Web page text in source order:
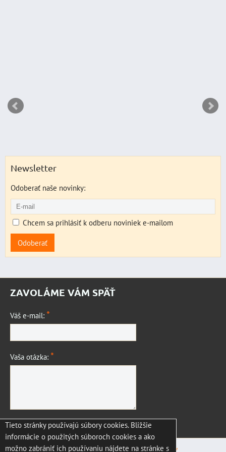
Newsletter
Odoberať naše novinky:
Chcem sa prihlásiť k odberu noviniek e-mailom
Odoberať
ZAVOLÁME VÁM SPÄŤ
Váš e-mail: *
Vaša otázka: *
Odoslať
Predvoľby súkromia
Zásady ochrany osobných údajov
Tieto stránky používajú súbory cookies. Bližšie
informácie o použitých súboroch cookies a ako
možno zabrániť ich používaniu nájdete na stránke s